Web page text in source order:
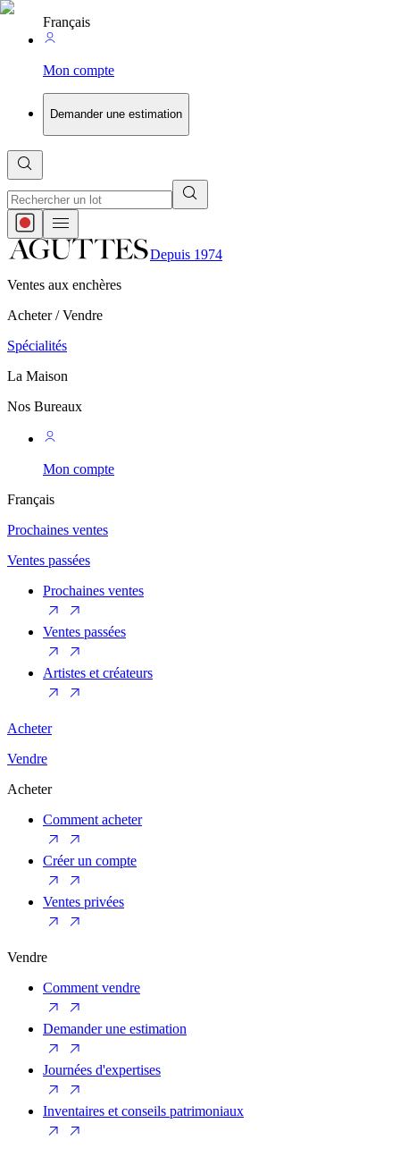
Français
Mon compte
Demander une estimation
Depuis 1974
Ventes aux enchères
Acheter / Vendre
Spécialités
La Maison
Nos Bureaux
Mon compte
Français
Prochaines ventes
Ventes passées
Prochaines ventes
Ventes passées
Artistes et créateurs
Acheter
Vendre
Acheter
Comment acheter
Créer un compte
Ventes privées
Vendre
Comment vendre
Demander une estimation
Journées d'expertises
Inventaires et conseils patrimoniaux